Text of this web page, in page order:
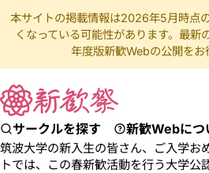
本サイトの掲載情報は2026年5月時点
くなっている可能性があります。最
年度版新歓Webの公開をお
サークルを探す 新歓Webにつ
筑波大学の新入生の皆さん、ご入学お
トでは、この春新歓活動を行う大学公